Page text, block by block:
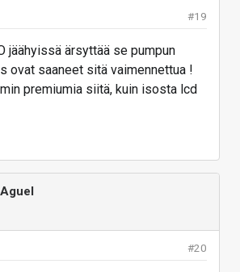
#19
jäähyissä ärsyttää se pumpun
ovat saaneet sitä vaimennettua !
premiumia siitä, kuin isosta lcd
Aguel
#20